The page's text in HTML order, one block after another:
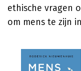
ethische vragen
om mens te zijn